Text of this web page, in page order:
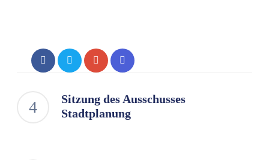
Sitzung des Ausschusses
Stadtplanung